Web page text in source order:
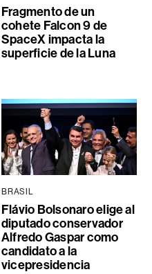
Fragmento de un
cohete Falcon 9 de
SpaceX impacta la
superficie de la Luna
BRASIL
Flávio Bolsonaro elige al
diputado conservador
Alfredo Gaspar como
candidato a la
vicepresidencia